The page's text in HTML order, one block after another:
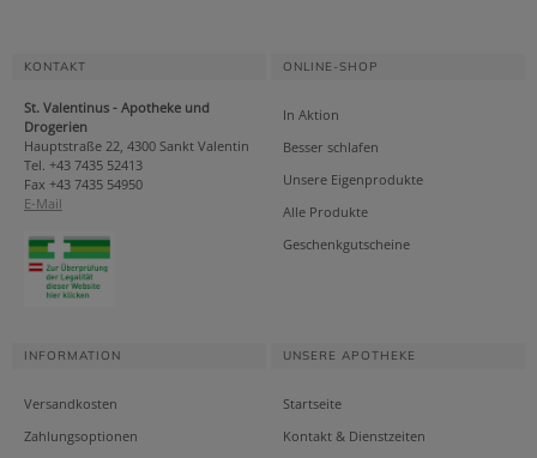
KONTAKT
St. Valentinus - Apotheke und
Drogerien
Hauptstraße 22, 4300 Sankt Valentin
Tel. +43 7435 52413
Fax +43 7435 54950
E-Mail
ONLINE-SHOP
In Aktion
Besser schlafen
Unsere Eigenprodukte
Alle Produkte
Geschenkgutscheine
INFORMATION
Versandkosten
Zahlungsoptionen
UNSERE APOTHEKE
Startseite
Kontakt & Dienstzeiten